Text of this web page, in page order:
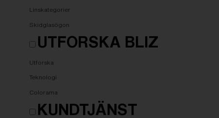
Linskategorier
Skidglasögon
UTFORSKA BLIZ
Utforska
Teknologi
Colorama
KUNDTJÄNST